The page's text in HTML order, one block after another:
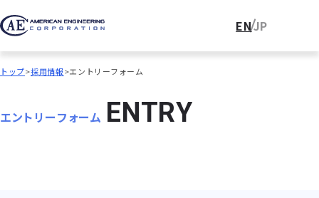
ENJP
トップ 採用情報 エントリーフォーム
エントリーフォーム ENTRY